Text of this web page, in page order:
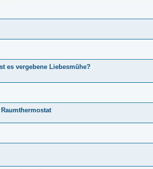
es vergebene Liebesmühe?